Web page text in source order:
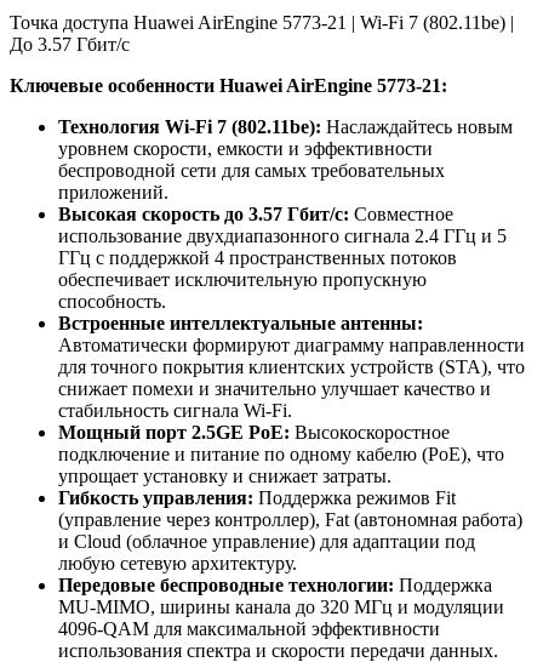
Точка доступа Huawei AirEngine 5773-21 | Wi-Fi 7 (802.11be) |
До 3.57 Гбит/с
Ключевые особенности Huawei AirEngine 5773-21:
Технология Wi-Fi 7 (802.11be): Наслаждайтесь новым
уровнем скорости, емкости и эффективности
беспроводной сети для самых требовательных
приложений.
Высокая скорость до 3.57 Гбит/с: Совместное
использование двухдиапазонного сигнала 2.4 ГГц и 5
ГГц с поддержкой 4 пространственных потоков
обеспечивает исключительную пропускную
способность.
Встроенные интеллектуальные антенны:
Автоматически формируют диаграмму направленности
для точного покрытия клиентских устройств (STA), что
снижает помехи и значительно улучшает качество и
стабильность сигнала Wi-Fi.
Мощный порт 2.5GE PoE: Высокоскоростное
подключение и питание по одному кабелю (PoE), что
упрощает установку и снижает затраты.
Гибкость управления: Поддержка режимов Fit
(управление через контроллер), Fat (автономная работа)
и Cloud (облачное управление) для адаптации под
любую сетевую архитектуру.
Передовые беспроводные технологии: Поддержка
MU-MIMO, ширины канала до 320 МГц и модуляции
4096-QAM для максимальной эффективности
использования спектра и скорости передачи данных.